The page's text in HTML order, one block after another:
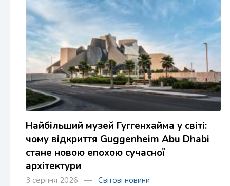
Найбільший музей Гуггенхайма у світі:
чому відкриття Guggenheim Abu Dhabi
стане новою епохою сучасної
архітектури
3 серпня 2026 — Світові новини